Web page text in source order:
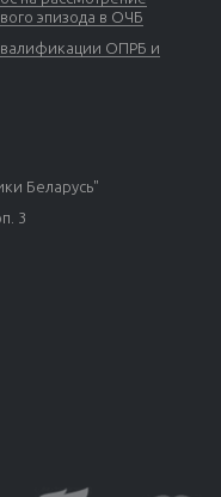
эпизода в ОЧБ
ОПРБ и
Беларусь"
3